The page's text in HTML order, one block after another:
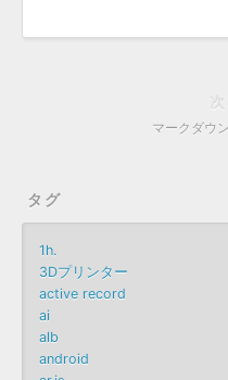
マークダウ
タグ
1h.
3Dプリンター
active record
ai
alb
android